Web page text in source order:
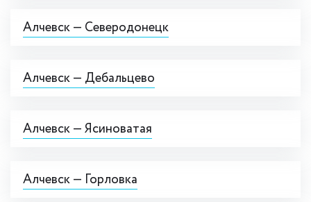
Алчевск — Северодонецк
Алчевск — Дебальцево
Алчевск — Ясиноватая
Алчевск — Горловка